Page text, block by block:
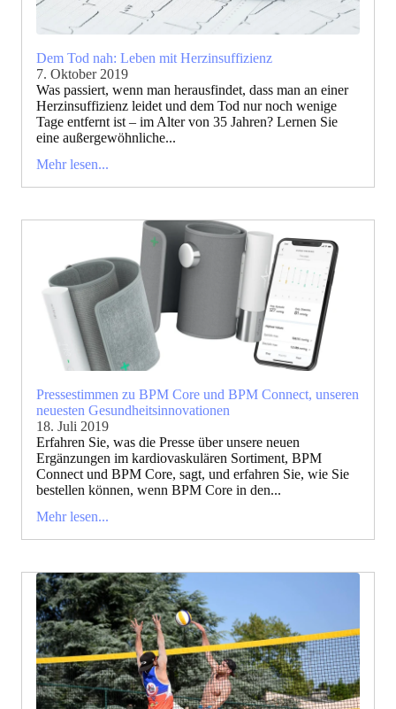
Dem Tod nah: Leben mit Herzinsuffizienz
7. Oktober 2019
Was passiert, wenn man herausfindet, dass man an einer
Herzinsuffizienz leidet und dem Tod nur noch wenige
Tage entfernt ist – im Alter von 35 Jahren? Lernen Sie
eine außergewöhnliche...
Mehr lesen...
Pressestimmen zu BPM Core und BPM Connect, unseren
neuesten Gesundheitsinnovationen
18. Juli 2019
Erfahren Sie, was die Presse über unsere neuen
Ergänzungen im kardiovaskulären Sortiment, BPM
Connect und BPM Core, sagt, und erfahren Sie, wie Sie
bestellen können, wenn BPM Core in den...
Mehr lesen...